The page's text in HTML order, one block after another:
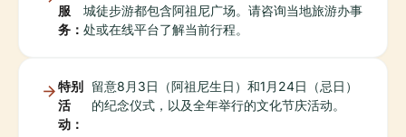
服
务：
城徒步游都包含阿祖尼广场。请咨询当地旅游办事
处或在线平台了解当前行程。
特别
活
动：
留意8月3日（阿祖尼生日）和1月24日（忌日）
的纪念仪式，以及全年举行的文化节庆活动。